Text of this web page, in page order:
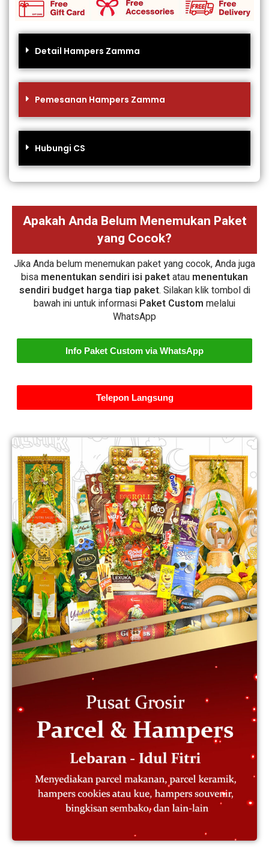
Detail Hampers Zamma
Pemesanan Hampers Zamma
Hubungi CS
Apakah Anda Belum Menemukan Paket
yang Cocok?
Jika Anda belum menemukan paket yang cocok, Anda juga
bisa menentukan sendiri isi paketatau menentukan
sendiri budget harga tiap paket. Silakan klik tombol di
bawah ini untuk informasi Paket Custom melalui
WhatsApp
Info Paket Custom via WhatsApp
Telepon Langsung